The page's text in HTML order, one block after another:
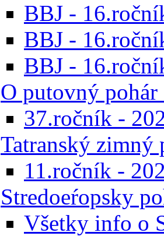
BBJ -
BBJ -
BBJ -
O putovný
37.ročník -
Tatranský zimný
11.ročník -
Stredoeŕopsky
Všetky info o